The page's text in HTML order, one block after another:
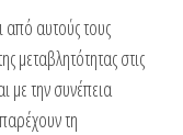
από αυτούς τους
μεταβλητότητας στις
με την συνέπεια
τη